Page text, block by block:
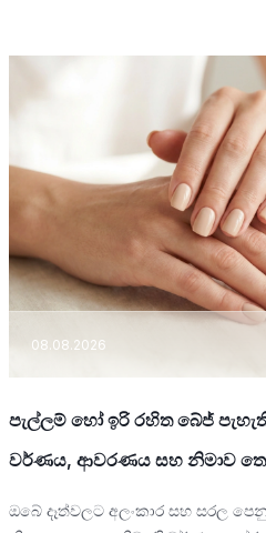
08.08.2026
පැල්ලම් හෝ ඉරි රහිත බේජ්
වර්ණය, ආවරණය සහ නිමාව
ඔබේ දෑත්වලට අලංකාර සහ සරල